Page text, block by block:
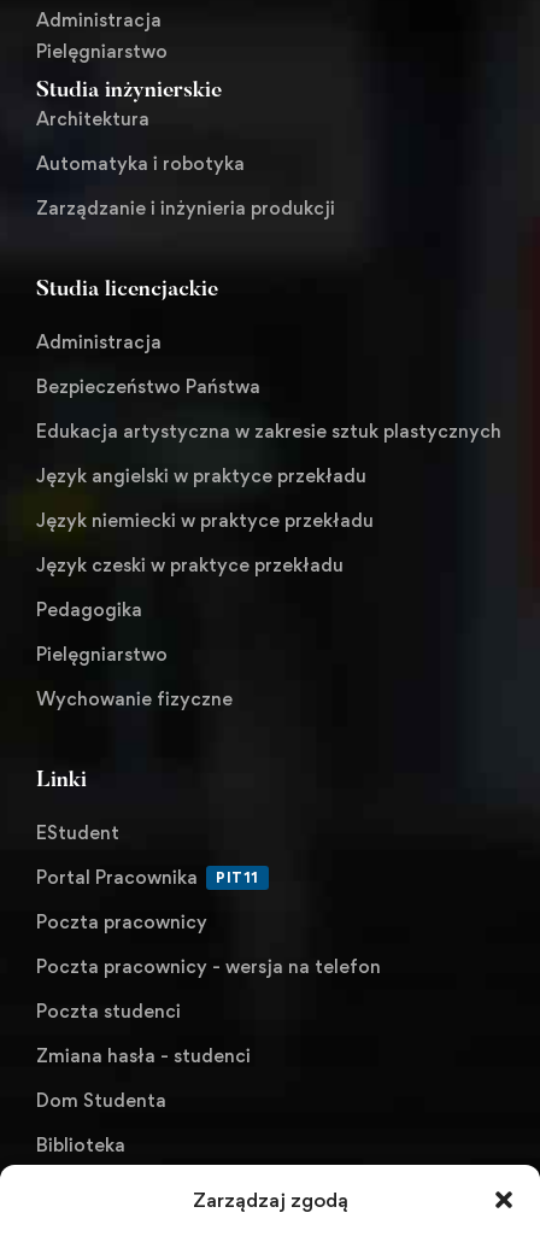
Zarządzaj zgodą
Administracja
Pielęgniarstwo
Studia inżynierskie
Architektura
Automatyka i robotyka
Zarządzanie i inżynieria produkcji
Studia licencjackie
Administracja
Bezpieczeństwo Państwa
Edukacja artystyczna w zakresie sztuk plastycznych
Język angielski w praktyce przekładu
Język niemiecki w praktyce przekładu
Język czeski w praktyce przekładu
Pedagogika
Pielęgniarstwo
Wychowanie fizyczne
Linki
EStudent
Portal Pracownika
PIT11
Poczta pracownicy
Poczta pracownicy - wersja na telefon
Poczta studenci
Zmiana hasła - studenci
Dom Studenta
Biblioteka
KU AZS ANS w Raciborzu